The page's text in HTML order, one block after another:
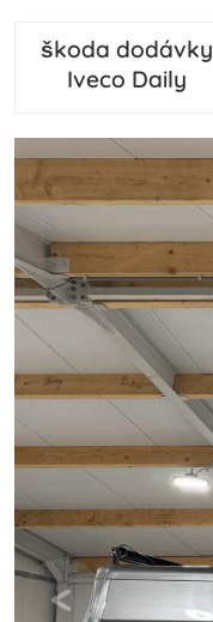
škoda dodávky
Iveco Daily